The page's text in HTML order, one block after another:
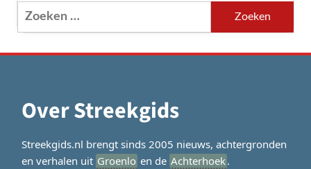
Zoeken
naar:
Over Streekgids
Streekgids.nl brengt sinds 2005 nieuws, achtergronden
en verhalen uit Groenlo en de Achterhoek.